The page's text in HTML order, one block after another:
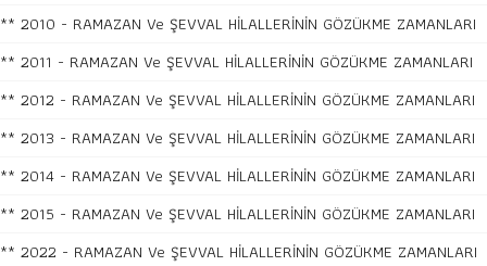
** 2010 - RAMAZAN Ve ŞEVVAL HİLALLERİNİN GÖZÜKME ZAMANLARI
** 2011 - RAMAZAN Ve ŞEVVAL HİLALLERİNİN GÖZÜKME ZAMANLARI
** 2012 - RAMAZAN Ve ŞEVVAL HİLALLERİNİN GÖZÜKME ZAMANLARI
** 2013 - RAMAZAN Ve ŞEVVAL HİLALLERİNİN GÖZÜKME ZAMANLARI
** 2014 - RAMAZAN Ve ŞEVVAL HİLALLERİNİN GÖZÜKME ZAMANLARI
** 2015 - RAMAZAN Ve ŞEVVAL HİLALLERİNİN GÖZÜKME ZAMANLARI
** 2022 - RAMAZAN Ve ŞEVVAL HİLALLERİNİN GÖZÜKME ZAMANLARI